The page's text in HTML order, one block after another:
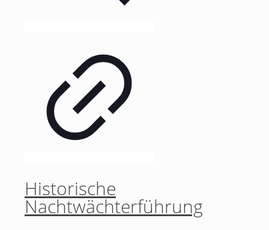
Historische
Nachtwächterführung